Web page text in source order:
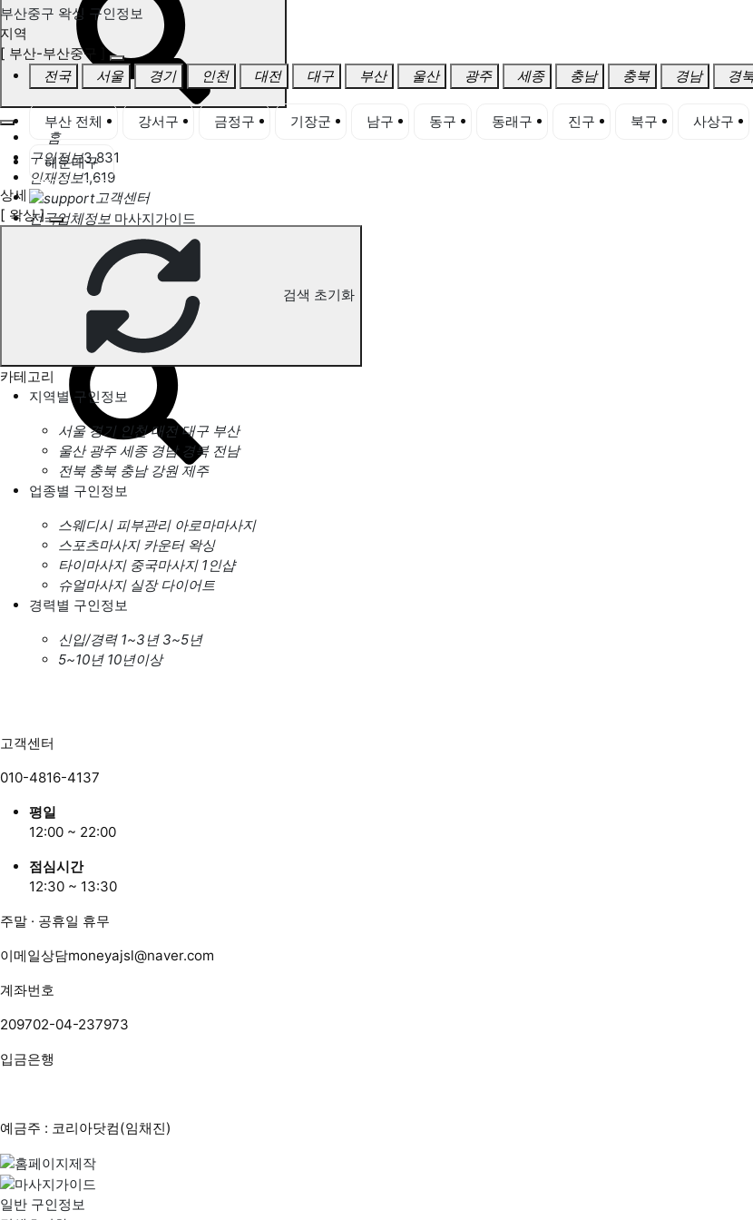
홈
구인정보3,831
인재정보1,619
고객센터
전국업체정보 마사지가이드
업체 서비스 관리
개인 서비스 관리
부산중구 왁싱 구인정보
부산중구 왁싱 구인정보
지역
[ 부산-부산중구 ]
전국
서울 경기 인천 대전 대구 부산 울산 광주 세종 충남 충북 경남 경
부산 전체 강서구 금정구 기장군 남구 동구 동래구 진구 북구 사상구
해운대구
상세
[ 왁싱 ]
검색 초기화
카테고리
지역별 구인정보
서울 경기 인천 대전 대구 부산
울산 광주 세종 경남 경북 전남
전북 충북 충남 강원 제주
업종별 구인정보
스웨디시 피부관리 아로마마사지
스포츠마사지 카운터 왁싱
타이마사지 중국마사지 1인샵
슈얼마사지 실장 다이어트
경력별 구인정보
신입/경력 1~3년 3~5년
5~10년 10년이상
고객센터
010-4816-4137
평일
12:00 ~ 22:00
점심시간
12:30 ~ 13:30
주말 · 공휴일 휴무
이메일상담moneyajsl@naver.com
계좌번호
209702-04-237973
입금은행
예금주 : 코리아닷컴(임채진)
일반 구인정보